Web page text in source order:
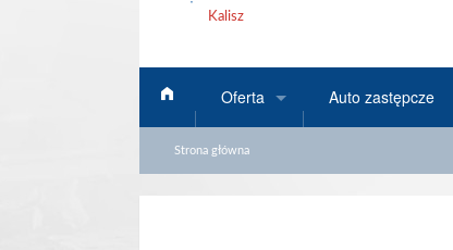
Kalisz
Oferta
Specjalizacje
Auto zastępcze
Strona główna